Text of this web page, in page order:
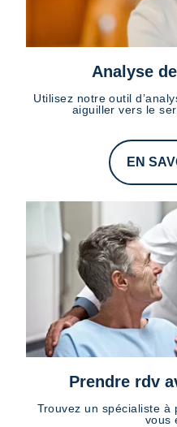
Analyse
Utilisez notre outil
aiguiller vers le
EN
Prendre rdv
Trouvez un spécialiste à
vous